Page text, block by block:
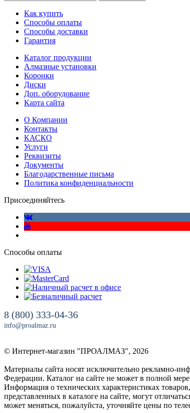
Как купить
Способы оплаты
Способы доставки
Гарантия
Каталог продукции
Алмазные установки
Коронки
Диски
Доп. оборудование
Карта сайта
О Компании
Контакты
КАСКО
Услуги
Реквизиты
Документы
Благодарственные письма
Политика конфиденциальности
Присоединяйтесь
Способы оплаты
8 (800) 333-04-36
info@proalmaz.ru
© Интернет-магазин "ПРОАЛМАЗ", 2026
Материалы сайта носят исключительно рекламно-
Федерации. Каталог на сайте не может в полной
Информация о технических характеристиках
представленных в каталоге на сайте, могут
может меняться, пожалуйста, уточняйте цены по